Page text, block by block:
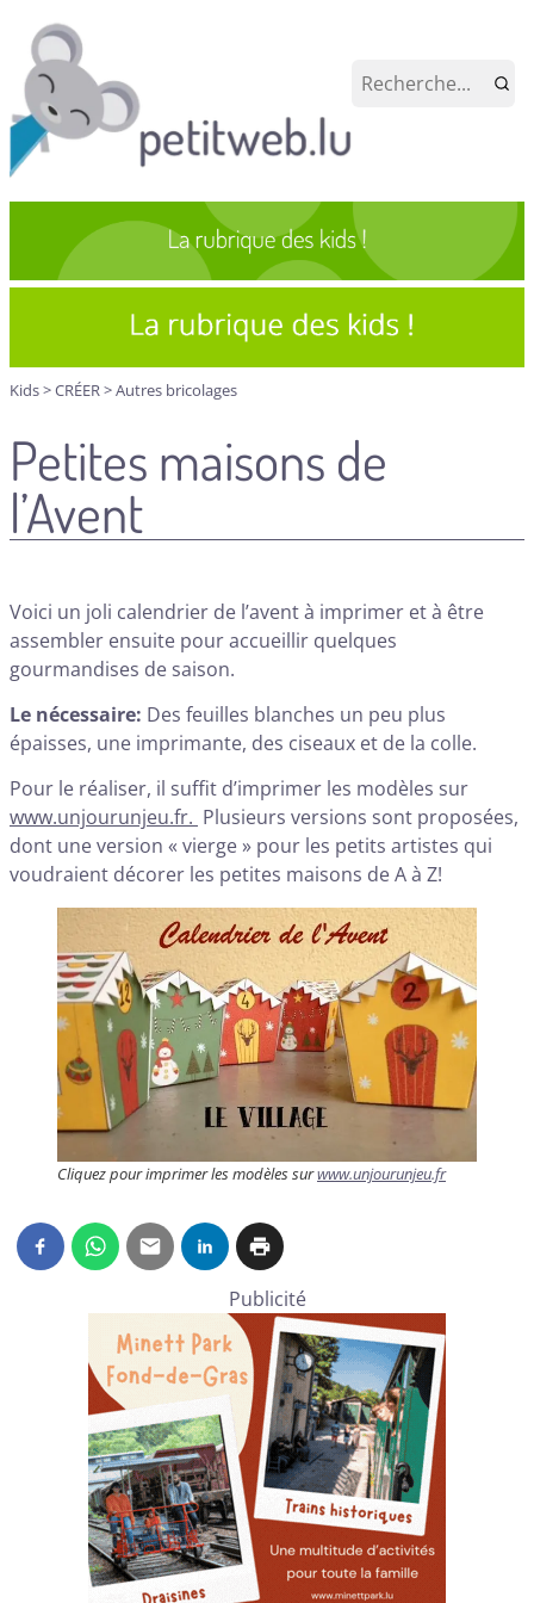
Kids>CRÉER>Autres bricolages
Petites maisons de
l’Avent
Voici un joli calendrier de l’avent à imprimer et à être
assembler ensuite pour accueillir quelques
gourmandises de saison.
Le nécessaire: Des feuilles blanches un peu plus
épaisses, une imprimante, des ciseaux et de la colle.
Pour le réaliser, il suffit d’imprimer les modèles sur
www.unjourunjeu.fr. Plusieurs versions sont proposées,
dont une version « vierge » pour les petits artistes qui
voudraient décorer les petites maisons de A à Z!
Cliquez pour imprimer les modèles surwww.unjourunjeu.fr
Publicité